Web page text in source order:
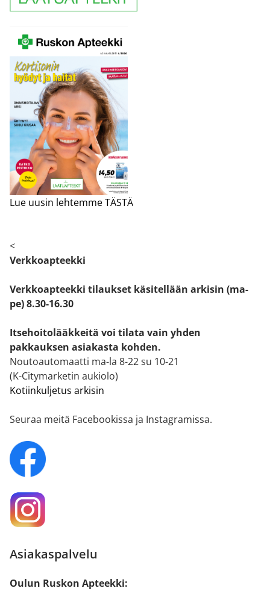
Lue uusin lehtemme TÄSTÄ
<
Verkkoapteekki
Verkkoapteekki tilaukset käsitellään arkisin (ma-
pe) 8.30-16.30
Itsehoitolääkkeitä voi tilata vain yhden
pakkauksen asiakasta kohden.
Noutoautomaatti ma-la 8-22 su 10-21
(K-Citymarketin aukiolo)
Kotiinkuljetus arkisin
Seuraa meitä Facebookissa ja Instagramissa.
Asiakaspalvelu
Oulun Ruskon Apteekki: